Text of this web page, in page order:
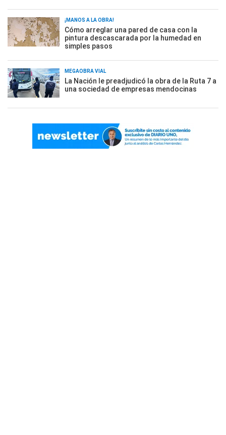
¡MANOS A LA OBRA!
Cómo arreglar una pared de casa con la
pintura descascarada por la humedad en
simples pasos
MEGAOBRA VIAL
La Nación le preadjudicó la obra de la Ruta 7 a
una sociedad de empresas mendocinas